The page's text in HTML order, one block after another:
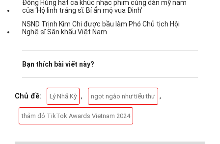
Đông Hùng hát ca khúc nhạc phim cùng dàn mỹ nam
của ‘Hộ linh tráng sĩ: Bí ẩn mộ vua Đinh’
NSND Trịnh Kim Chi được bầu làm Phó Chủ tịch Hội
Nghệ sĩ Sân khấu Việt Nam
Bạn thích bài viết này?
Chủ đề: Lý Nhã Kỳ , ngọt ngào như tiểu thư ,
thảm đỏ TikTok Awards Vietnam 2024